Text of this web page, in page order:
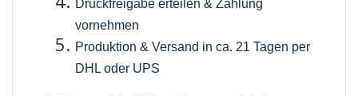
Druckfreigabe erteilen & Zahlung
vornehmen
Produktion & Versand in ca. 21 Tagen per
DHL oder UPS